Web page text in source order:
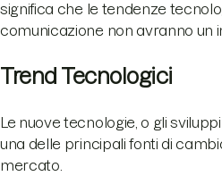
significa che le tendenze
comunicazione non avranno un
Trend Tecnologici
Le nuove tecnologie, o gli
una delle principali fonti di
mercato.